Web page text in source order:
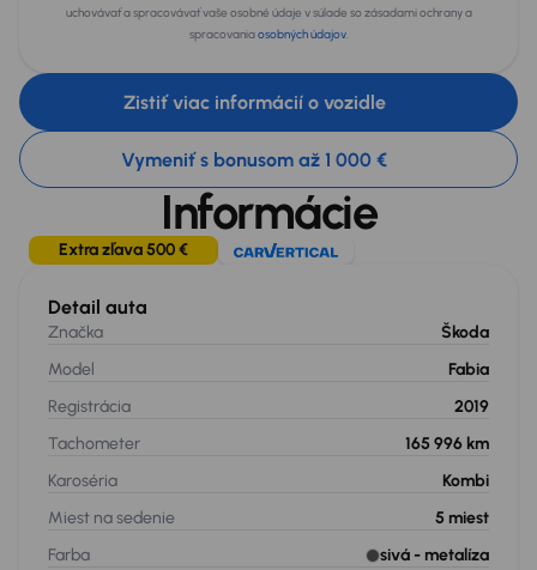
uchovávať a spracovávať vaše osobné údaje v súlade so zásadami ochrany a
spracovaniaosobných údajov.
Zistiť viac informácií o vozidle
Vymeniť s bonusom až 1 000 €
Informácie
Extra zľava 500 €
Detail auta
Značka
Škoda
Model
Fabia
Registrácia
2019
Tachometer
165 996 km
Karoséria
Kombi
Miest na sedenie
5 miest
Farba
sivá - metalíza